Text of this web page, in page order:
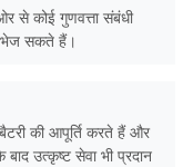
से कोई गुणवत्ता संबंधी
भेज सकते हैं।
की आपूर्ति करते हैं और
उत्कृष्ट सेवा भी प्रदान